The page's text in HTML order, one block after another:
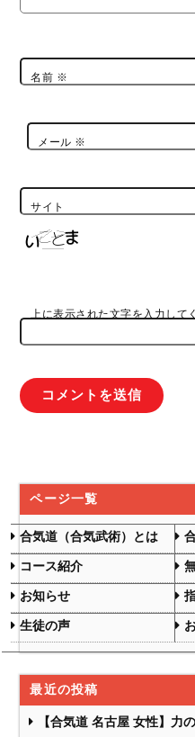
名前 ※
メール ※
サイト
上に表示された文字を入力して
ページ一覧
合気道（合気武術）とは
コース紹介
お知らせ
生徒の声
最近の投稿
【合気道 名古屋 女性】力